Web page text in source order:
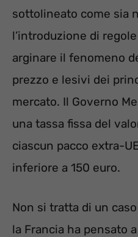
sottolineato come sia
l’introduzione di
arginare il fenomeno
prezzo e lesivi dei
mercato. Il Governo
una tassa fissa del
ciascun pacco extra-
inferiore a 150 euro.
Non si tratta di un
la Francia ha pensato